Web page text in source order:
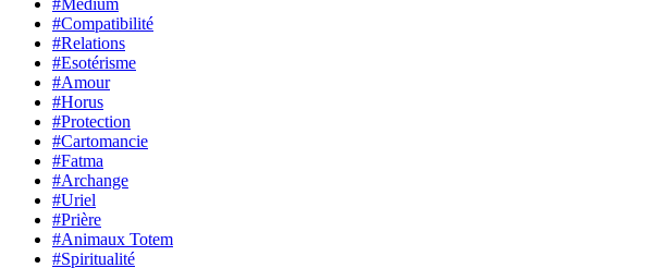
#Médium
#Compatibilité
#Relations
#Esotérisme
#Amour
#Horus
#Protection
#Cartomancie
#Fatma
#Archange
#Uriel
#Prière
#Animaux Totem
#Spiritualité